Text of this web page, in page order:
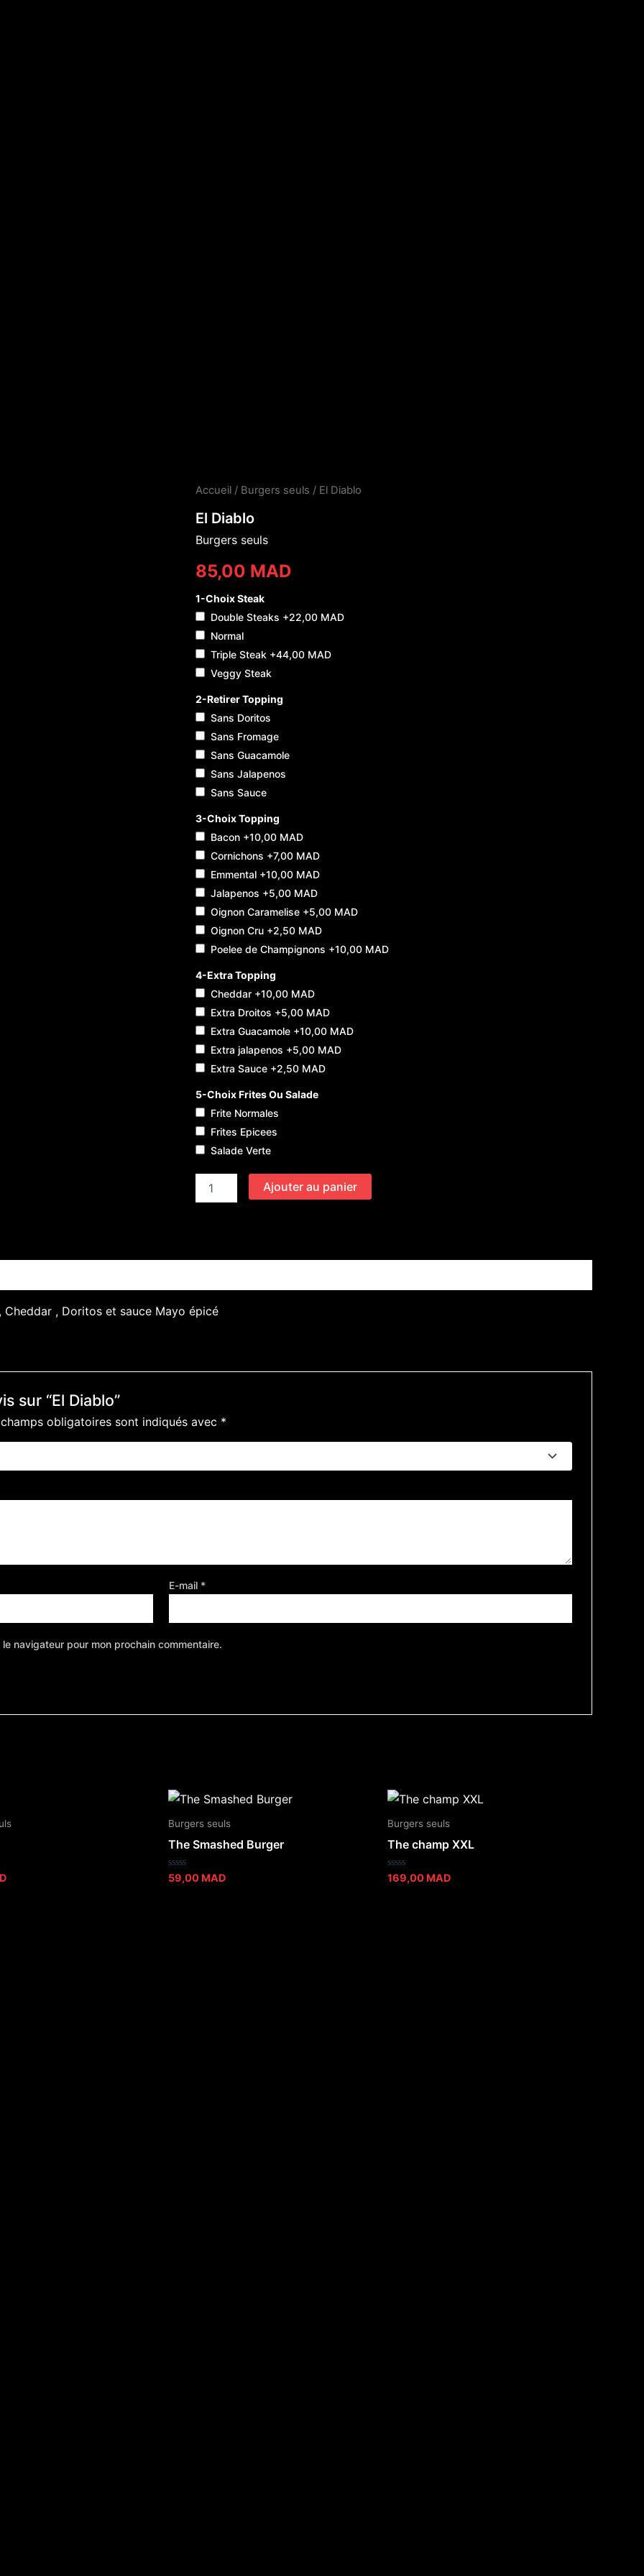
Accueil / Burgers seuls / El Diablo
El Diablo
Burgers seuls
85,00 MAD
1-Choix Steak
Double Steaks +22,00 MAD
Normal
Triple Steak +44,00 MAD
Veggy Steak
2-Retirer Topping
Sans Doritos
Sans Fromage
Sans Guacamole
Sans Jalapenos
Sans Sauce
3-Choix Topping
Bacon +10,00 MAD
Cornichons +7,00 MAD
Emmental +10,00 MAD
Jalapenos +5,00 MAD
Oignon Caramelise +5,00 MAD
Oignon Cru +2,50 MAD
Poelee de Champignons +10,00 MAD
4-Extra Topping
Cheddar +10,00 MAD
Extra Droitos +5,00 MAD
Extra Guacamole +10,00 MAD
Extra jalapenos +5,00 MAD
Extra Sauce +2,50 MAD
5-Choix Frites Ou Salade
Frite Normales
Frites Epicees
Salade Verte
quantité
El
Ajouter au panier
Cheddar , Doritos et sauce Mayo épicé
sur “El Diablo”
obligatoires sont indiqués avec *
E-mail *
navigateur pour mon prochain commentaire.
Burgers seuls
The Smashed Burger
Note
0
59,00 MAD
Burgers seuls
The champ XXL
Note
169,00 MAD